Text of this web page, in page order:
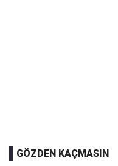
GÖZDEN KAÇMASIN